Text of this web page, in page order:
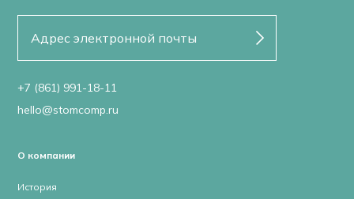
+7 (861) 991-18-11
hello@stomcomp.ru
О компании
История